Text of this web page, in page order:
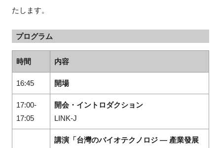
たします。
プログラム
時間 内容
16:45 開場
17:00-
17:05
開会・イントロダクション
LINK-J
講演「台灣のバイオテクノロジ — 產業發展